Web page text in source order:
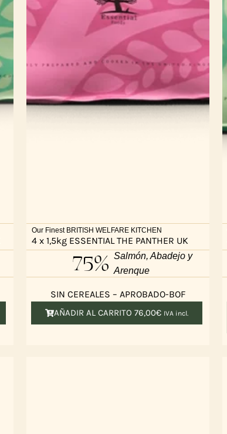
Our Finest BRITISH WELFARE KITCHEN
4 x 1,5kg ESSENTIAL THE PANTHER UK
75% Salmón, Abadejo y
Arenque
SIN CEREALES – APROBADO-BOF
AÑADIR AL CARRITO 76,00€ IVA incl.